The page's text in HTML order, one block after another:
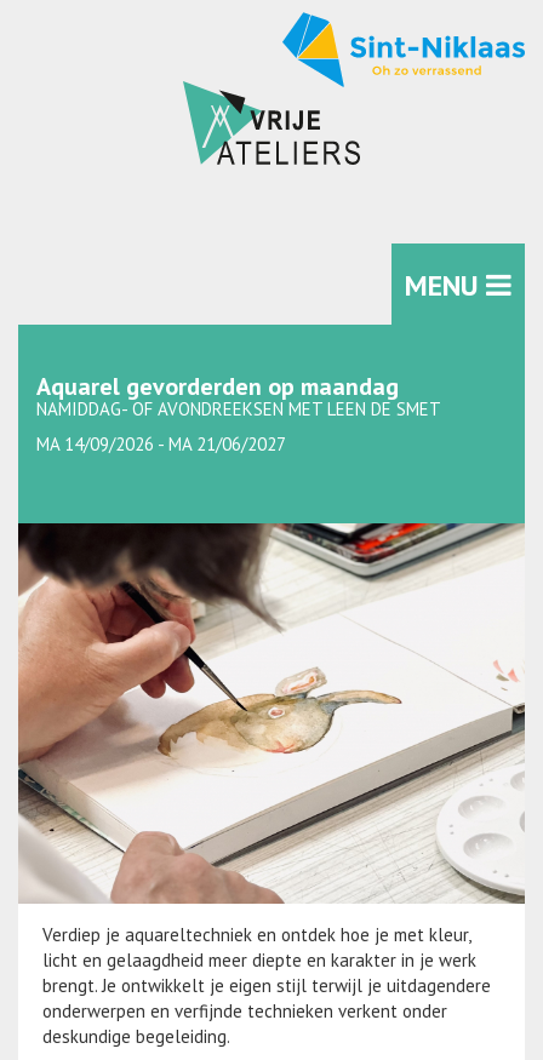
MENU
Aquarel gevorderden op maandag
NAMIDDAG- OF AVONDREEKSEN MET LEEN DE SMET
MA 14/09/2026 - MA 21/06/2027
Verdiep je aquareltechniek en ontdek hoe je met kleur,
licht en gelaagdheid meer diepte en karakter in je werk
brengt. Je ontwikkelt je eigen stijl terwijl je uitdagendere
onderwerpen en verfijnde technieken verkent onder
deskundige begeleiding.